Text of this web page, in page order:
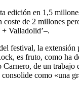
edición en 1,5
coste de 2 millones
Valladolid’–.
festival, la extensión
es fruto, como ha
Carnero, de un trabajo
como «una